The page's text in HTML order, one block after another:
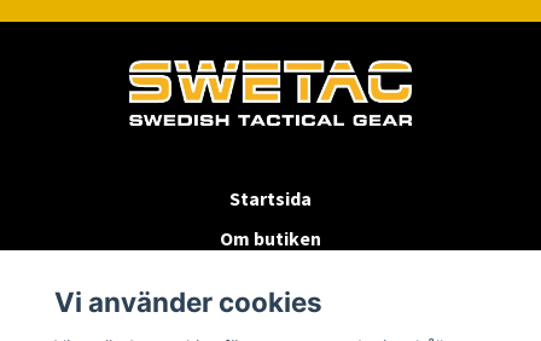
Startsida
Om butiken
Byten & Returer
Vi använder cookies